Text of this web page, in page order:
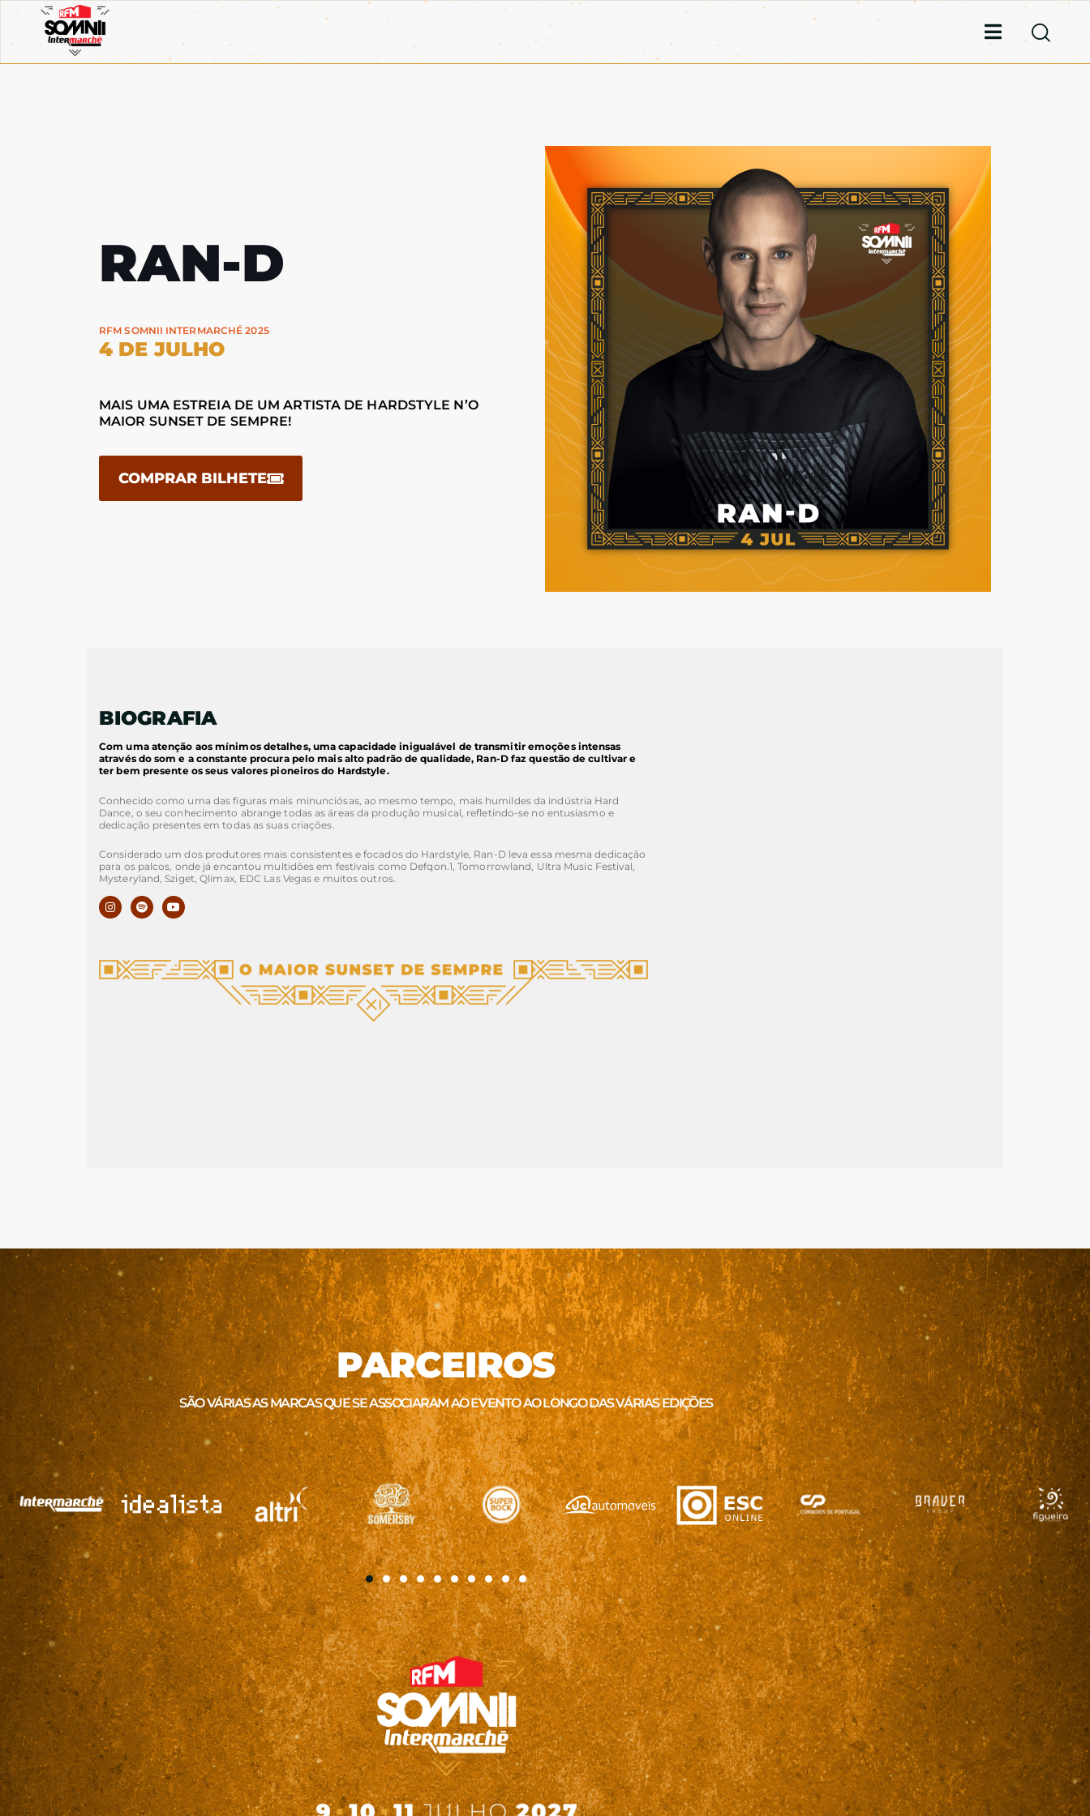
RAN-D
RFM SOMNII INTERMARCHÉ 2025
4 DE JULHO
MAIS UMA ESTREIA DE UM ARTISTA DE HARDSTYLE N’O
MAIOR SUNSET DE SEMPRE!
COMPRAR BILHETE
BIOGRAFIA
Com uma atenção aos mínimos detalhes, uma capacidade inigualável de transmitir emoções intensas
através do som e a constante procura pelo mais alto padrão de qualidade, Ran-D faz questão de cultivar e
ter bem presente os seus valores pioneiros do Hardstyle.
Conhecido como uma das figuras mais minunciósas, ao mesmo tempo, mais humildes da indústria Hard
Dance, o seu conhecimento abrange todas as áreas da produção musical, refletindo-se no entusiasmo e
dedicação presentes em todas as suas criações.
Considerado um dos produtores mais consistentes e focados do Hardstyle, Ran-D leva essa mesma dedicação
para os palcos, onde já encantou multidões em festivais como Defqon.1, Tomorrowland, Ultra Music Festival,
Mysteryland, Sziget, Qlimax, EDC Las Vegas e muitos outros.
PARCEIROS
SÃO VÁRIAS AS MARCAS QUE SE ASSOCIARAM AO EVENTO AO LONGO DAS VÁRIAS EDIÇÕES